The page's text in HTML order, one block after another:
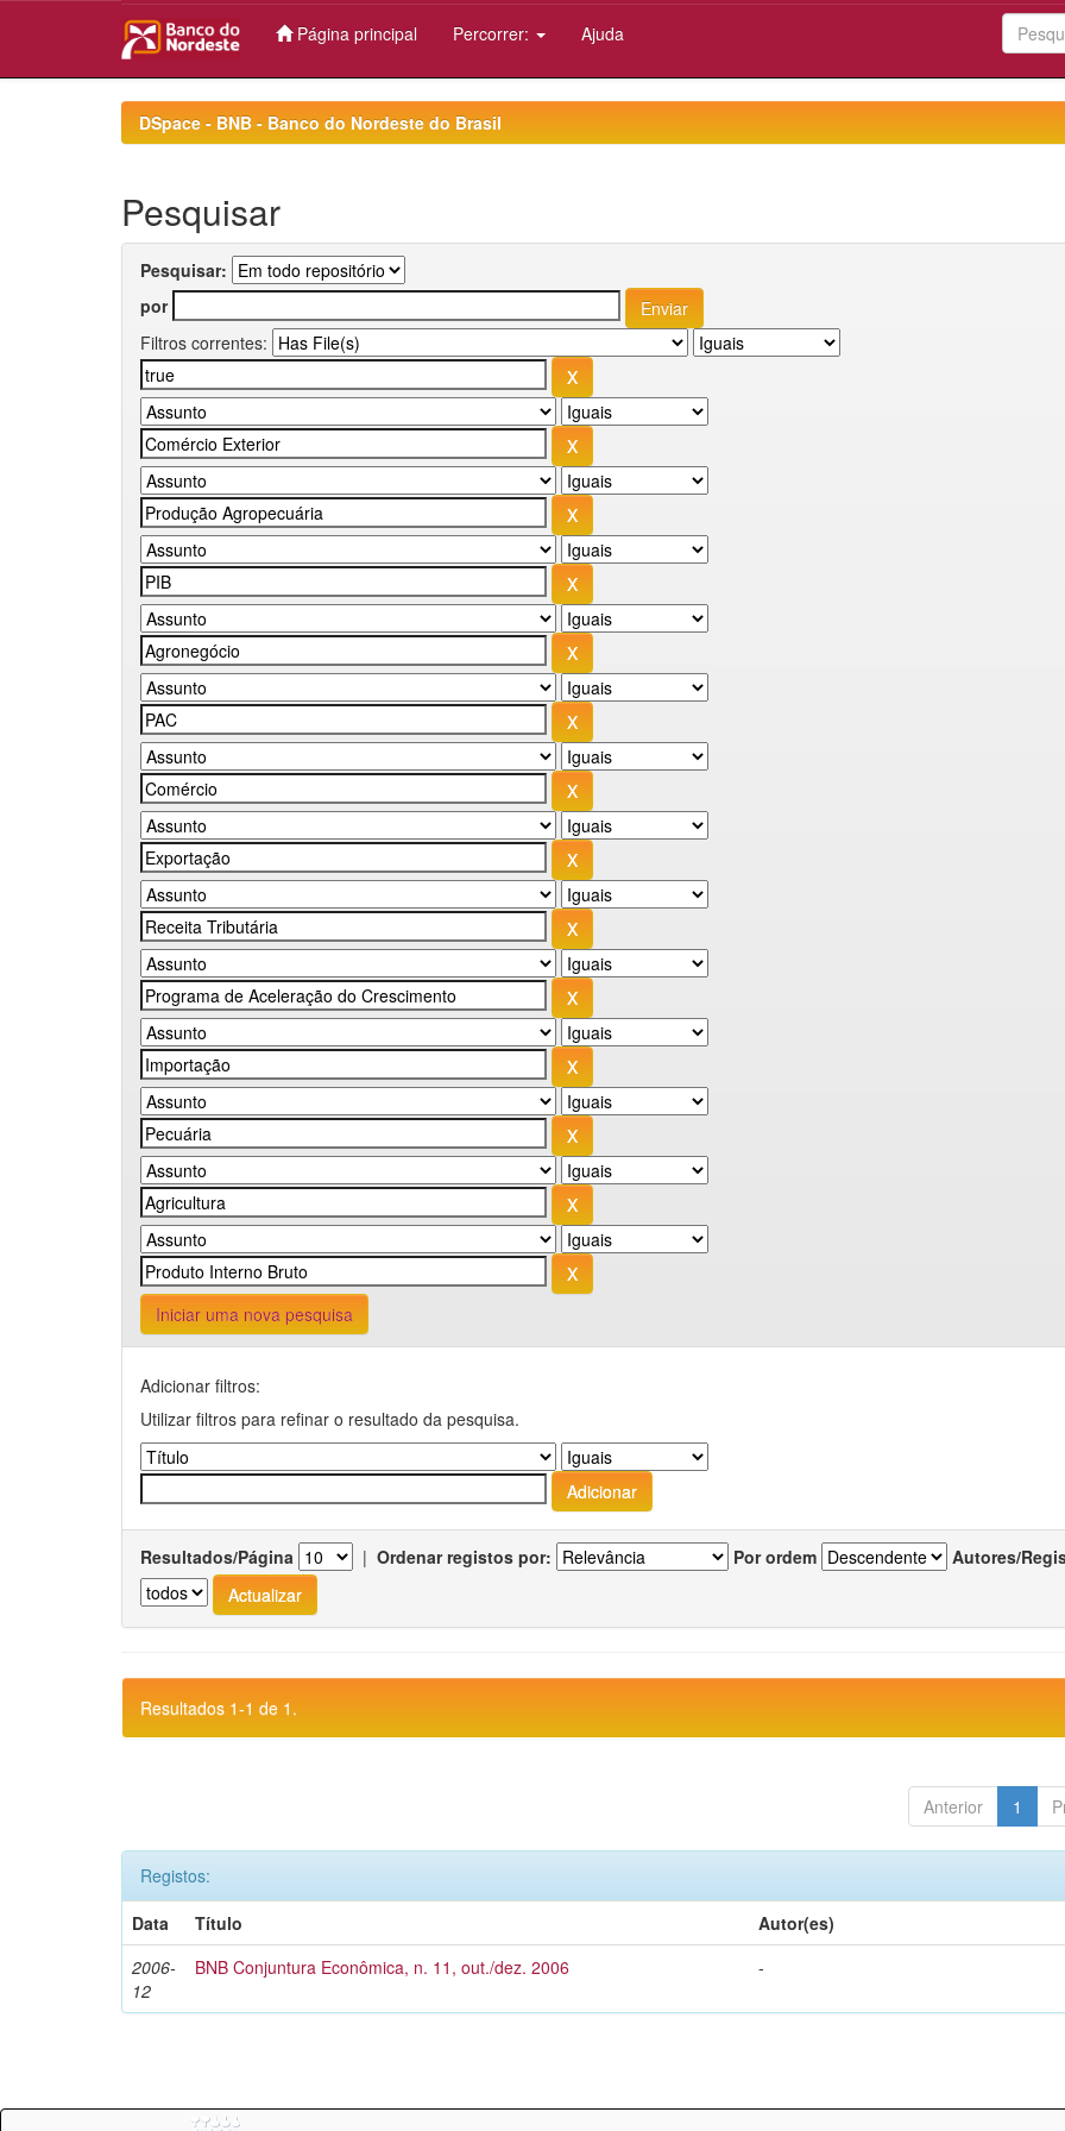
Página principal Percorrer: Ajuda
DSpace - BNB - Banco do Nordeste do Brasil
Pesquisar
Pesquisar:
por
Filtros correntes:
Iniciar uma nova pesquisa
Adicionar filtros:
Utilizar filtros para refinar o resultado da pesquisa.
Resultados/Página | Ordenar registos por: Por ordem Autores/
Resultados 1-1 de 1.
Anterior 1
Registos:
Data
Título
Autor(es)
2006-
12
BNB Conjuntura Econômica, n. 11, out./dez. 2006 -